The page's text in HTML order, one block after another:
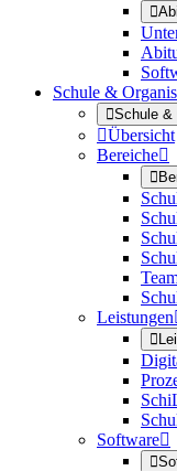

Schule &
Schule &
Übersicht
Bereiche

Leistungen

Software
